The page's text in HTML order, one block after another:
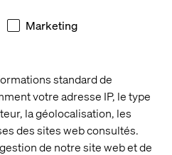
standard de
votre adresse IP, le type
la géolocalisation, les
des sites web consultés.
de notre site web et de
Marketing